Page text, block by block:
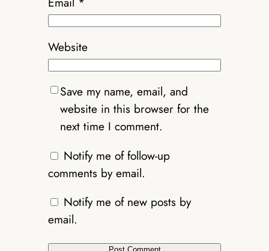
Website
Save my name, email, and
website in this browser for the
next time I comment.
Notify me of follow-up
comments by email.
Notify me of new posts by
email.